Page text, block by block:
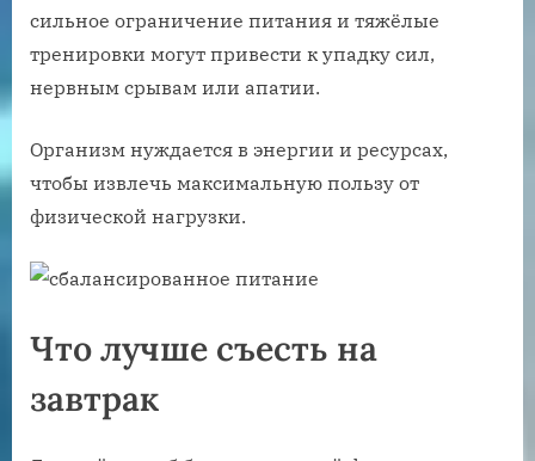
сильное ограничение питания и тяжёлые
тренировки могут привести к упадку сил,
нервным срывам или апатии.
Организм нуждается в энергии и ресурсах,
чтобы извлечь максимальную пользу от
физической нагрузки.
Что лучше съесть на
завтрак